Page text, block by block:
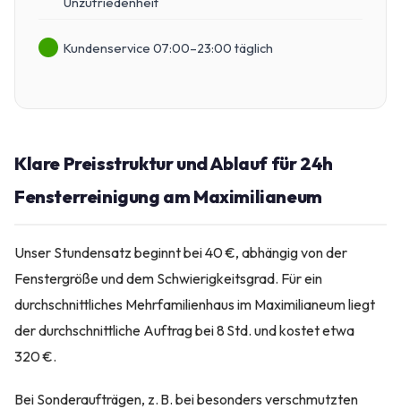
Kundenservice 07:00–23:00 täglich
Klare Preisstruktur und Ablauf für 24h
Fensterreinigung am Maximilianeum
Unser Stundensatz beginnt bei 40 €, abhängig von der
Fenstergröße und dem Schwierigkeitsgrad. Für ein
durchschnittliches Mehrfamilienhaus im Maximilianeum liegt
der durchschnittliche Auftrag bei 8 Std. und kostet etwa
320 €.
Bei Sonderaufträgen, z. B. bei besonders verschmutzten